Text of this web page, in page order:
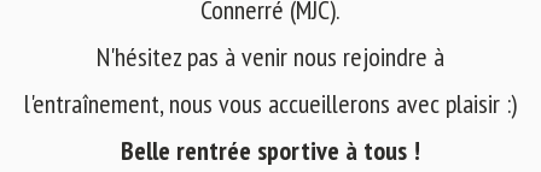
Connerré (MJC).
N'hésitez pas à venir nous rejoindre à
l'entraînement, nous vous accueillerons avec plaisir :)
Belle rentrée sportive à tous !